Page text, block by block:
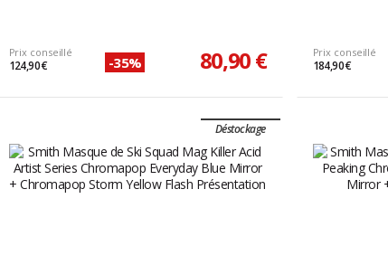
Prix conseillé
124,90 € -35% 80,90 € Prix conseillé
184,90 €
Déstockage